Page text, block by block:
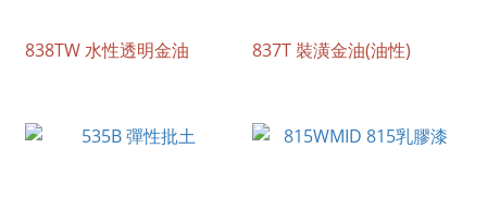
838TW 水性透明金油 837T 裝潢金油(油性)